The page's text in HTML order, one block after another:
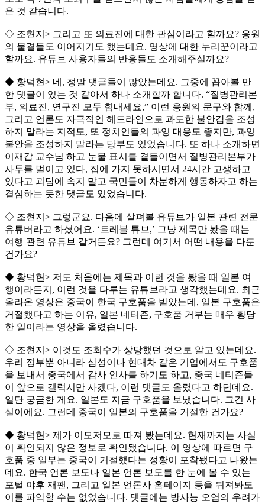
은 것 같습니다.
◇ 조현지> 그리고 또 의료진에 대한 관심이라고 할까요? 응원
의 물결들도 이어지기도 했는데요. 영상에 대한 누리꾼이라고
할까요. 유튜브 사용자들의 반응들도 소개해주실까요?
◆ 황덕현> 네, 정말 댓글들이 많았는데요. 그중에 꼽아볼 만
한 댓글이 있는 것 같아서 하나 소개할까 합니다. “질병관리본
부, 의료진, 연구진 모두 힘내세요,” 이런 응원의 문구와 함께,
그리고 언론도 자극적인 헤드라인으로 과도한 불안감을 조성
하지 말라는 지적도, 또 정치인들의 과잉 대응도 좋지만, 과잉
불안을 조성하지 말라는 당부도 있었습니다. 또 하나 소개하면
이재갑 교수님 하고 눈물 표시를 곁들이면서 질병관리본부가
사투를 벌이고 있다, 집에 가지 못하시면서 24시간 고생하고
있다고 괴담에 속지 말고 국민들이 차분하게 행동하자고 하는
결심하는 듯한 댓글도 있었습니다.
◇ 조현지> 그렇군요. 다음에 살펴볼 유튜브가 일본 관련 전문
유튜버라고 하셨어요. ‘트레블 튜브,’ 그냥 제목만 봤을 때는
여행 관련 유튜브 같거든요? 그런데 여기서 어떤 내용을 다룬
건가요?
◆ 황덕현> 저도 처음에는 제목과 이런 것을 봤을 때 일본 여
행이라든지, 이런 것을 다루는 유튜브라고 생각했는데요. 최근
올라온 영상은 중국이 한국 구호품을 받았는데, 일본 구호품은
거절했다고 하는 이유, 일본 네티즌, 구호품 거부는 매우 황당
한 일이라는 영상을 올렸습니다.
◇ 조현지> 이것도 조회수가 상당했던 것으로 알고 있는데요.
우리 정부뿐 아니라 삼성이나 현대차 같은 기업에서도 구호품
을 보내서 중국에서 감사 인사를 하기도 하고, 중국 네티즌들
이 앞으로 갤럭시만 사겠다, 이런 댓글도 올렸다고 하던데요.
일단 궁금한 게요. 일본도 지금 구호품을 보냈습니다. 그건 사
실이에요. 그런데 중국이 일본의 구호품을 거절한 건가요?
◆ 황덕현> 제가 이모저모로 따져 봤는데요. 현재까지는 사실
이 확인되지 않은 정보로 확인됐습니다. 이 영상에 따르면 구
호품 중 일부는 중국이 거절했다는 정황이 포착됐다고 나왔는
데요. 한국 언론 보도나 일본 언론 보도를 한 눈에 볼 수 있는
포털 야후 재팬, 그리고 일본 언론사 홈페이지 등을 뒤져봐도
이를 파악할 수는 없었습니다. 댓글에는 방사능 오염의 우려가